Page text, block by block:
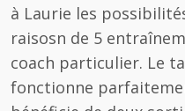
à Laurie les
raisosn de 5
coach particulier. Le
fonctionne